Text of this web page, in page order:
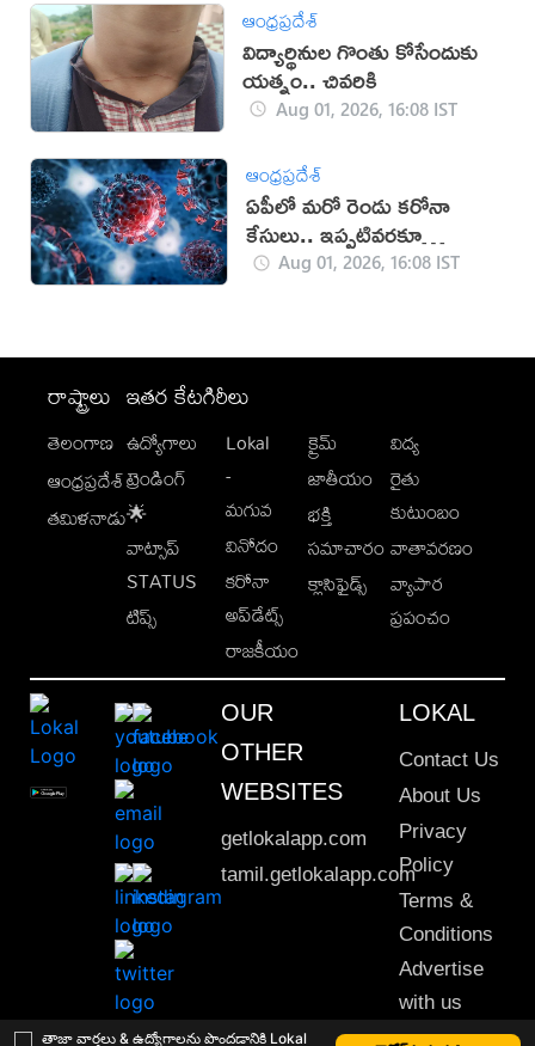
తాజా వార్తలు & ఉద్యోగాలను పొందడానికి Lokal
ఆంధ్రప్రదేశ్
విద్యార్థినుల గొంతు కోసేందుకు
యత్నం.. చివరికి
Aug 01, 2026, 16:08 IST
ఆంధ్రప్రదేశ్
ఏపీలో మరో రెండు కరోనా
కేసులు.. ఇప్పటివరకూ
ఎన్నంటే?
Aug 01, 2026, 16:08 IST
రాష్ట్రాలు
తెలంగాణ
ఆంధ్రప్రదేశ్
తమిళనాడు
ఇతర కేటగిరీలు
ఉద్యోగాలు
ట్రెండింగ్
🌟
వాట్సాప్
STATUS
టిప్స్
Lokal
-
మగువ
వినోదం
కరోనా
అప్‌డేట్స్
రాజకీయం
క్రైమ్
జాతీయం
భక్తి
సమాచారం
క్లాసిఫైడ్స్
విద్య
రైతు
కుటుంబం
వాతావరణం
వ్యాపార
ప్రపంచం
OUR
OTHER
WEBSITES
getlokalapp.com
tamil.getlokalapp.com
LOKAL
Contact Us
About Us
Privacy
Policy
Terms &
Conditions
Advertise
with us
Sitemap